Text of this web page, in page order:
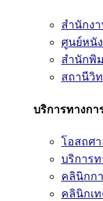
สำนักง
ศูนย์หนั
สำนักพิ
สถานีวิ
บริการทางกา
โอสถศา
บริการ
คลินิกก
คลินิกเ